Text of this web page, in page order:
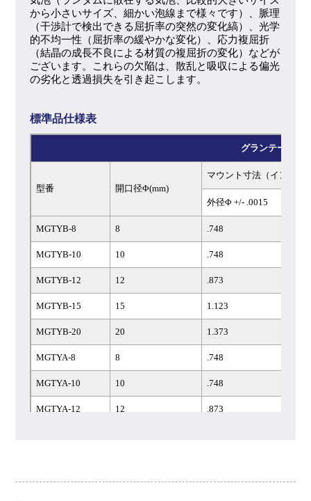
から小さいサイズ、細かい泡線まで様々です）、脈理
（干渉計で検出できる屈折率の突然の変化縞）、光学
的不均一性（屈折率の緩やかな変化）、応力複屈折
（結晶の成長不良による材質の複屈折の変化）などが
ございます。これらの欠陥は、散乱と吸収による偏光
の劣化と透過損失を引き起こします。
標準品仕様表
グランテーラー
型番 開口径Φ(mm)
マウント寸法（インチ）
外径Φ +/- .0015
MGTYB-8 8 .748
MGTYB-10 10 .748
MGTYB-12 12 .873
MGTYB-15 15 1.123
MGTYB-20 20 1.373
MGTYA-8 8 .748
MGTYA-10 10 .748
MGTYA-12 12 .873